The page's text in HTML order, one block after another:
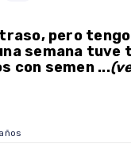
pero
semana
con semen ...